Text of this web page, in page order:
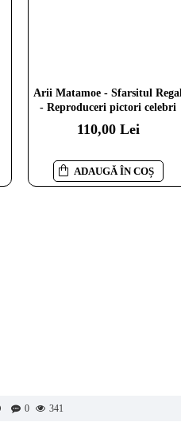
Arii Matamoe - Sfarsitul Regal
- Reproduceri pictori celebri
110,00 Lei
ADAUGĂ ÎN COȘ
0 341